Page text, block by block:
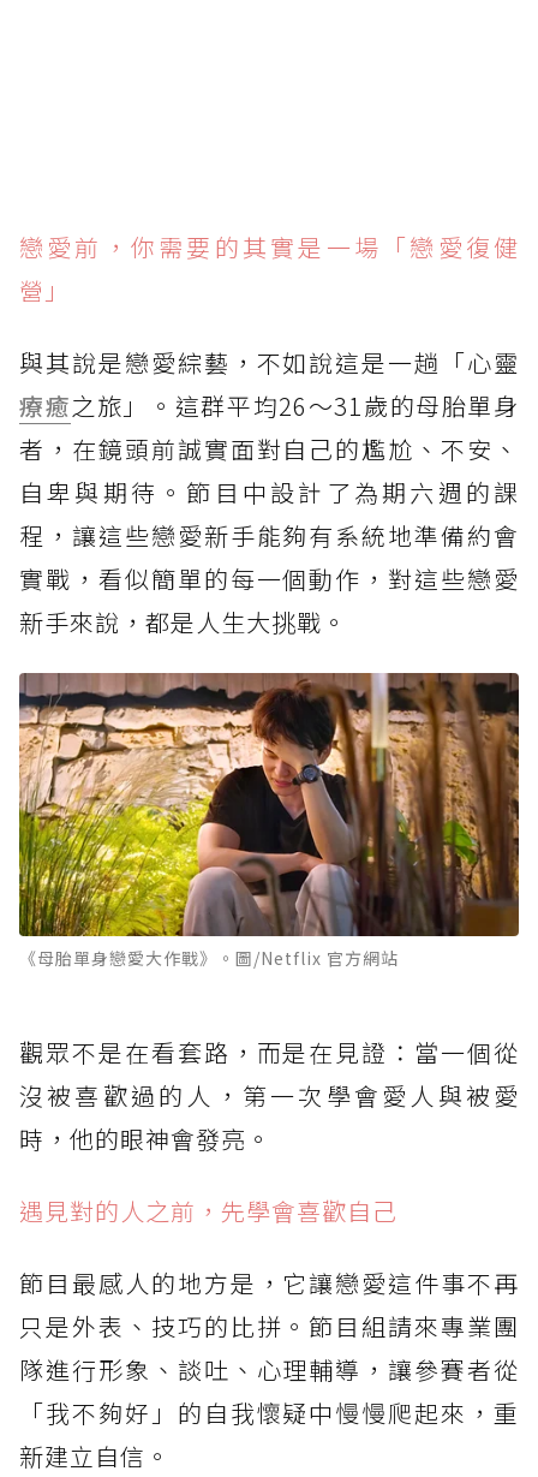
戀愛前，你需要的其實是一場「戀愛復健
營」
與其說是戀愛綜藝，不如說這是一趟「心靈
療癒之旅」。這群平均26～31歲的母胎單身
者，在鏡頭前誠實面對自己的尷尬、不安、
自卑與期待。節目中設計了為期六週的課
程，讓這些戀愛新手能夠有系統地準備約會
實戰，看似簡單的每一個動作，對這些戀愛
新手來說，都是人生大挑戰。
《母胎單身戀愛大作戰》。圖/Netflix 官方網站
觀眾不是在看套路，而是在見證：當一個從
沒被喜歡過的人，第一次學會愛人與被愛
時，他的眼神會發亮。
遇見對的人之前，先學會喜歡自己
節目最感人的地方是，它讓戀愛這件事不再
只是外表、技巧的比拼。節目組請來專業團
隊進行形象、談吐、心理輔導，讓參賽者從
「我不夠好」的自我懷疑中慢慢爬起來，重
新建立自信。